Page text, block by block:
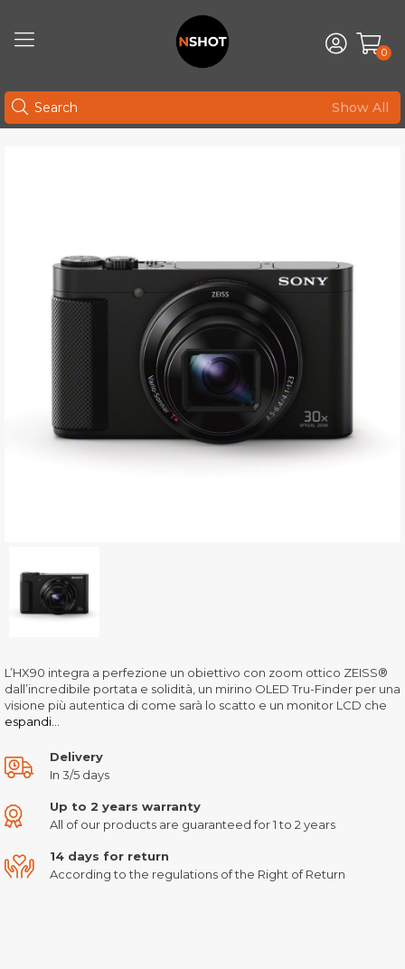
0
Show All
L’HX90 integra a perfezione un obiettivo con zoom ottico ZEISS®
dall’incredibile portata e solidità, un mirino OLED Tru-Finder per una
visione più autentica di come sarà lo scatto e un monitor LCD che
espandi...
Delivery
In 3/5 days
Up to 2 years warranty
All of our products are guaranteed for 1 to 2 years
14 days for return
According to the regulations of the Right of Return